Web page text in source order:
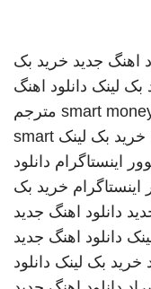
اهنگ جدید خرید بک
بک لینک دانلود اهنگ
smart مترجم
خرید بک لینک smart
اینستاگرام دانلود
اینستاگرام خرید بک
دانلود اهنگ جدید
دانلود اهنگ جدید
خرید بک لینک دانلود